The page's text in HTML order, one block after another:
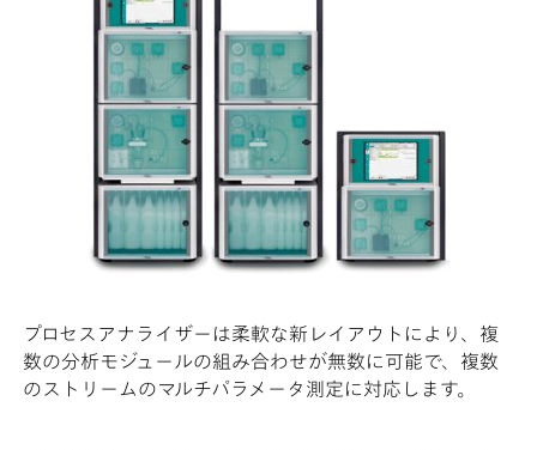
プロセスアナライザーは柔軟な新レイアウトにより、複
数の分析モジュールの組み合わせが無数に可能で、複数
のストリームのマルチパラメータ測定に対応します。